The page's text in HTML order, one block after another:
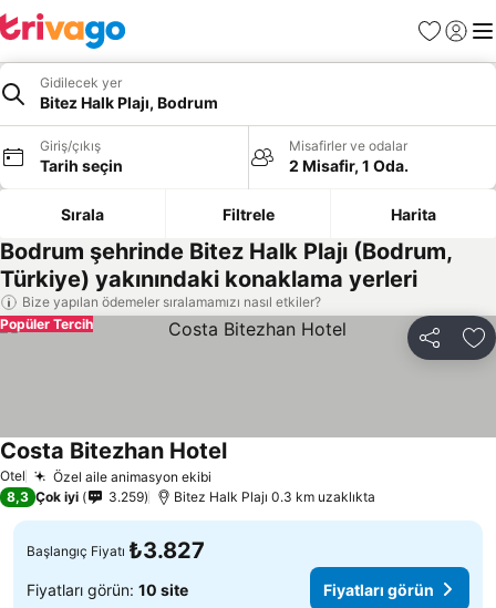
Favoriler
Giriş
Gidilecek yer
Bitez Halk Plajı, Bodrum
Giriş/çıkış
Tarih seçin
Misafirler ve odalar
2 Misafir, 1 Oda.
Sırala Filtrele Harita
Bodrum şehrinde Bitez Halk Plajı (Bodrum,
Türkiye) yakınındaki konaklama yerleri
Bize yapılan ödemeler sıralamamızı nasıl etkiler?
Paylaş
Popüler Tercih
Otel Özel aile animasyon ekibi
Costa Bitezhan Hotel
8,3 Çok iyi 3.259 Bitez Halk Plajı 0.3 km uzaklıkta
Başlangıç Fiyatı ₺3.827
Fiyatları görün: 10 site Fiyatları görün